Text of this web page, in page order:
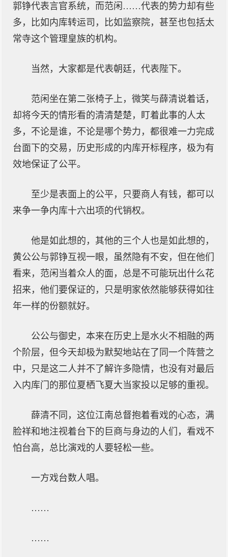
郭铮代表言官系统，而范闲……代表的势力却有些
多，比如内库转运司，比如监察院，甚至也包括太
常寺这个管理皇族的机构。
当然，大家都是代表朝廷，代表陛下。
范闲坐在第二张椅子上，微笑与薛清说着话，
却将今天的情形看的清清楚楚，盯着此事的人太
多，不论是谁，不论是哪个势力，都很难一力完成
台面下的交易，历史形成的内库开标程序，极为有
效地保证了公平。
至少是表面上的公平，只要商人有钱，都可以
来争一争内库十六出项的代销权。
他是如此想的，其他的三个人也是如此想的，
黄公公与郭铮互视一眼，虽然隐有不安，但在他们
看来，范闲当着众人的面，总是不可能玩出什么花
招来，他们要保证的，只是明家依然能够获得如往
年一样的份额就好。
公公与御史，本来在历史上是水火不相融的两
个阶层，但今天却极为默契地站在了同一个阵营之
中，只是这二人并不了解许多隐情，也没有对最后
入内库门的那位夏栖飞夏大当家投以足够的重视。
薛清不同，这位江南总督抱着看戏的心态，满
脸祥和地注视着台下的巨商与身边的人们，看戏不
怕台高，总比演戏的人要轻松一些。
一方戏台数人唱。
……
……